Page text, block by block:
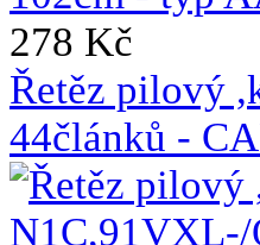
278 Kč
Řetěz pilový
44článků -